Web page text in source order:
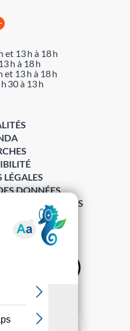
et 13 h à 18 h
h à 18 h
et 13 h à 18 h
30 à 13 h
Gazette ›
DONNÉES
DES COOKIES